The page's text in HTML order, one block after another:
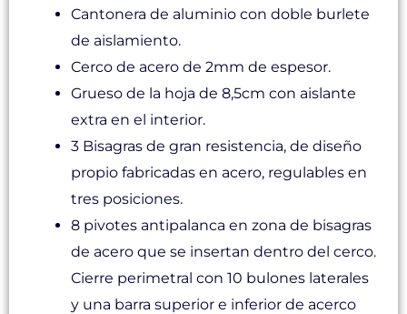
Cantonera de aluminio con doble burlete
de aislamiento.
Cerco de acero de 2mm de espesor.
Grueso de la hoja de 8,5cm con aislante
extra en el interior.
3 Bisagras de gran resistencia, de diseño
propio fabricadas en acero, regulables en
tres posiciones.
8 pivotes antipalanca en zona de bisagras
de acero que se insertan dentro del cerco.
Cierre perimetral con 10 bulones laterales
y una barra superior e inferior de acerco